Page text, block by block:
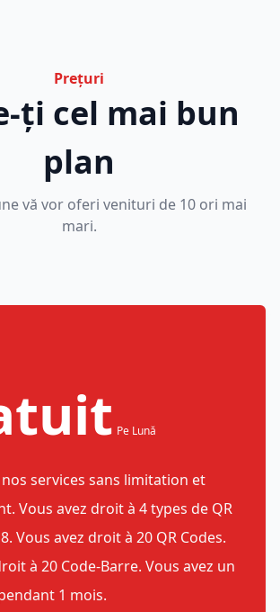
Prețuri
ți cel mai bun
plan
vă vor oferi venituri de 10 ori mai
mari.
Pe Lună
services sans limitation et
Vous avez droit à 4 types de QR
Vous avez droit à 20 QR Codes.
à 20 Code-Barre. Vous avez un
1 mois.